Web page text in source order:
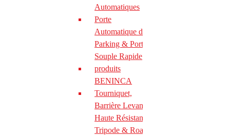
Automatiques
Porte
Automatique de
Parking & Porte
Souple Rapide
produits
BENINCA
Tourniquet,
Barrière Levante
Haute Résistance
Tripode & Road